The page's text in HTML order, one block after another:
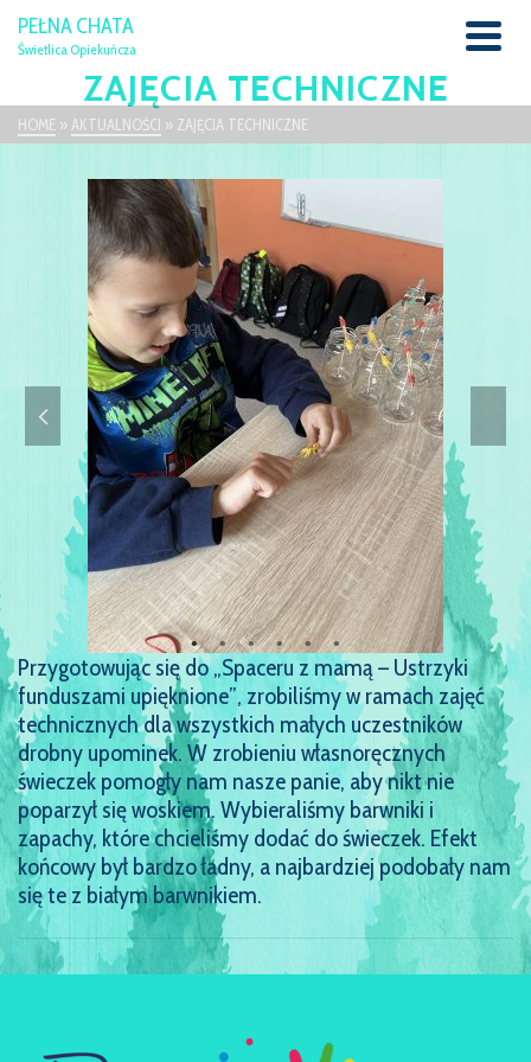
PEŁNA CHATA
Świetlica Opiekuńcza
ZAJĘCIA TECHNICZNE
HOME » AKTUALNOŚCI » ZAJĘCIA TECHNICZNE
Przygotowując się do „Spaceru z mamą – Ustrzyki
funduszami upięknione”, zrobiliśmy w ramach zajęć
technicznych dla wszystkich małych uczestników
drobny upominek. W zrobieniu własnoręcznych
świeczek pomogły nam nasze panie, aby nikt nie
poparzył się woskiem. Wybieraliśmy barwniki i
zapachy, które chcieliśmy dodać do świeczek. Efekt
końcowy był bardzo ładny, a najbardziej podobały nam
się te z białym barwnikiem.